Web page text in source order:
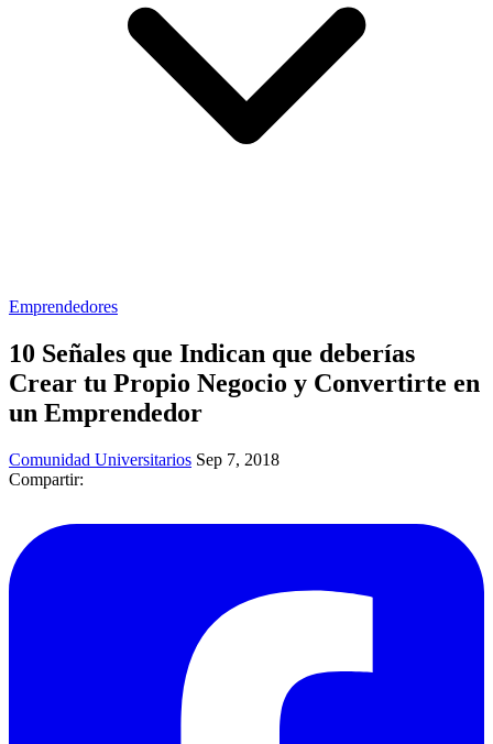
Emprendedores
10 Señales que Indican que deberías
Crear tu Propio Negocio y Convertirte en
un Emprendedor
Comunidad Universitarios Sep 7, 2018
Compartir: